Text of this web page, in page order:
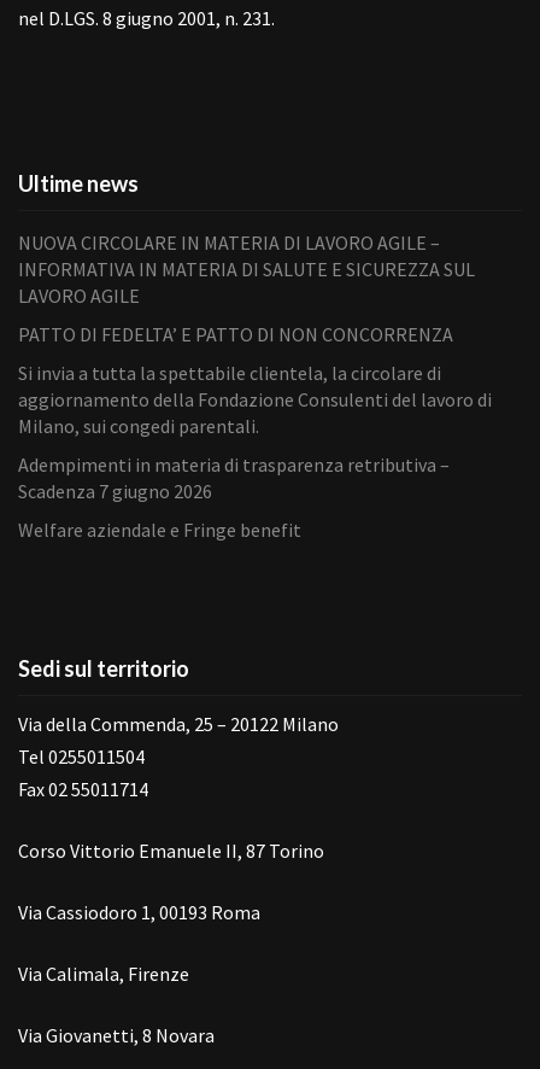
nel D.LGS. 8 giugno 2001, n. 231.
Ultime news
NUOVA CIRCOLARE IN MATERIA DI LAVORO AGILE –
INFORMATIVA IN MATERIA DI SALUTE E SICUREZZA SUL
LAVORO AGILE
PATTO DI FEDELTA’ E PATTO DI NON CONCORRENZA
Si invia a tutta la spettabile clientela, la circolare di
aggiornamento della Fondazione Consulenti del lavoro di
Milano, sui congedi parentali.
Adempimenti in materia di trasparenza retributiva –
Scadenza 7 giugno 2026
Welfare aziendale e Fringe benefit
Sedi sul territorio
Via della Commenda, 25 – 20122 Milano
Tel 0255011504
Fax 02 55011714
Corso Vittorio Emanuele II, 87 Torino
Via Cassiodoro 1, 00193 Roma
Via Calimala, Firenze
Via Giovanetti, 8 Novara